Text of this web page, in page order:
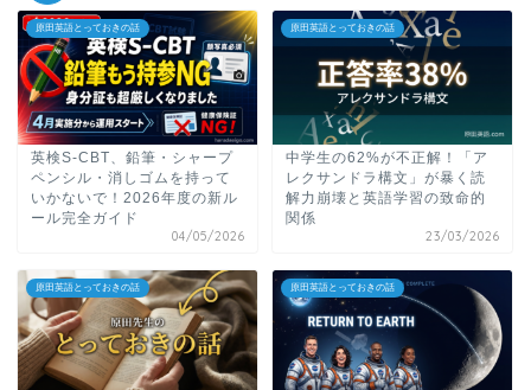
原田英語とっておきの話
英検S-CBT、鉛筆・シャープ
ペンシル・消しゴムを持って
いかないで！2026年度の新ル
ール完全ガイド
04/05/2026
原田英語とっておきの話
中学生の62%が不正解！「ア
レクサンドラ構文」が暴く読
解力崩壊と英語学習の致命的
関係
23/03/2026
原田英語とっておきの話 原田英語とっておきの話